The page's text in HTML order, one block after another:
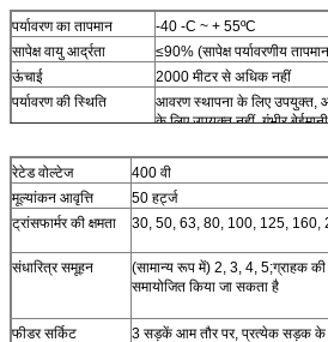
पर्यावरण का तापमान
-40 -C ~ + 55ºC
सापेक्ष वायु आर्द्रता
≤90% (सापेक्ष पर्यावरणीय
ऊंचाई
2000 मीटर से अधिक नहीं
पर्यावरण की स्थिति
आवरण स्थापना के लिए उपयुक्त,
के लिए उपयुक्त नहीं, गंभीर
रेटेड वोल्टेज
400 वी
मूल्यांकन आवृत्ति
50 हर्ट्ज
ट्रांसफार्मर की क्षमता
30, 50, 63, 80, 100, 125, 160,
संधारित्र समूहन
(सामान्य रूप में) 2, 3, 4, 5;ग्राहक
समायोजित किया जा सकता है
फीडर सर्किट
3 सड़कें आम तौर पर, प्रत्येक सड़क के